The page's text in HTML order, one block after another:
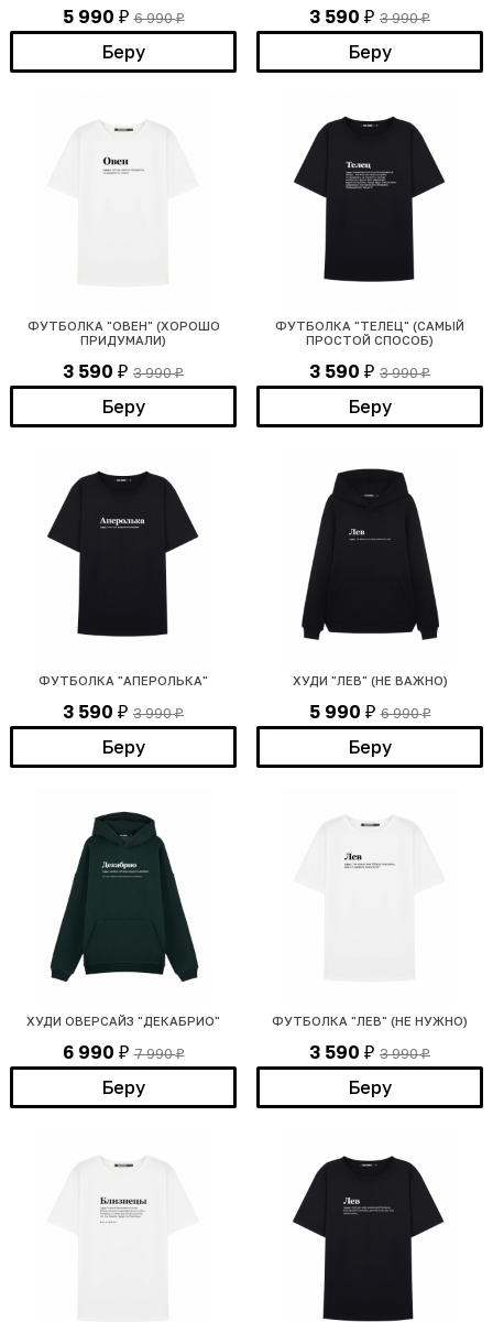
5 990 ₽ 6 990₽
Беру
3 590 ₽ 3 990₽
Беру
ФУТБОЛКА "ОВЕН" (ХОРОШО
ПРИДУМАЛИ)
3 590 ₽ 3 990₽
Беру
ФУТБОЛКА "ТЕЛЕЦ" (САМЫЙ
ПРОСТОЙ СПОСОБ)
3 590 ₽ 3 990₽
Беру
ФУТБОЛКА "АПЕРОЛЬКА"
3 590 ₽ 3 990₽
Беру
ХУДИ "ЛЕВ" (НЕ ВАЖНО)
5 990 ₽ 6 990₽
Беру
ХУДИ ОВЕРСАЙЗ "ДЕКАБРИО"
6 990 ₽ 7 990₽
Беру
ФУТБОЛКА "ЛЕВ" (НЕ НУЖНО)
3 590 ₽ 3 990₽
Беру